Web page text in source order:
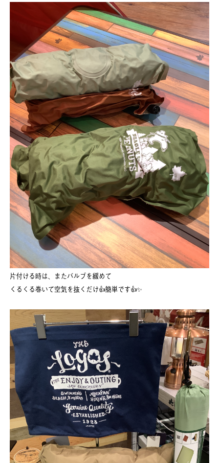
片付ける時は、またバルブを緩めて
くるくる巻いて空気を抜くだけ👍簡単です👍✨